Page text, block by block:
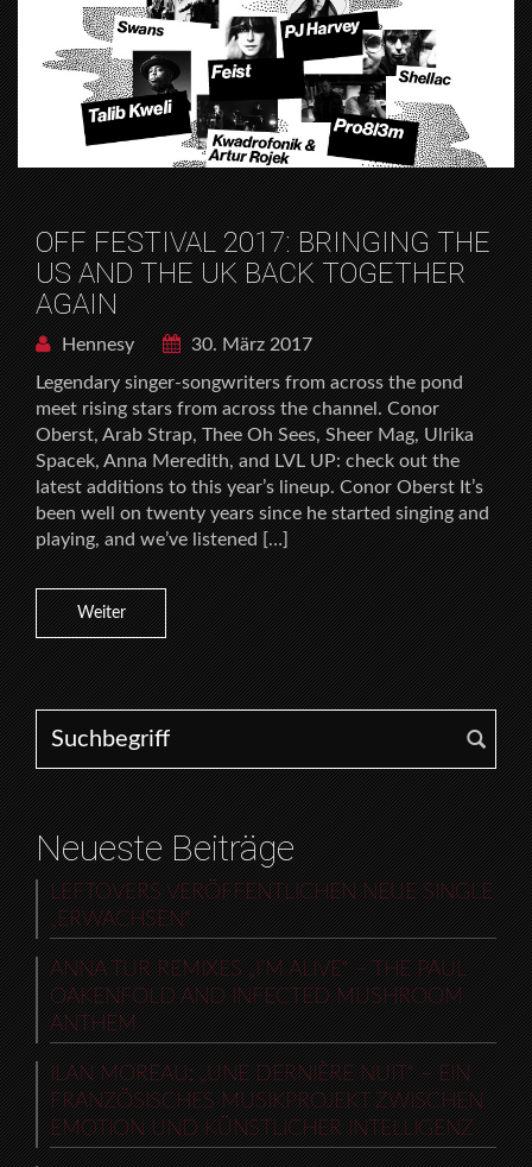
OFF FESTIVAL 2017: BRINGING THE
US AND THE UK BACK TOGETHER
AGAIN
Hennesy
30. März 2017
Legendary singer-songwriters from across the pond
meet rising stars from across the channel. Conor
Oberst, Arab Strap, Thee Oh Sees, Sheer Mag, Ulrika
Spacek, Anna Meredith, and LVL UP: check out the
latest additions to this year’s lineup. Conor Oberst It’s
been well on twenty years since he started singing and
playing, and we’ve listened […]
Weiter
Search for:
Neueste Beiträge
LEFTOVERS VERÖFFENTLICHEN NEUE SINGLE
„ERWACHSEN“
ANNA TUR REMIXES „I’M ALIVE“ – THE PAUL
OAKENFOLD AND INFECTED MUSHROOM
ANTHEM
ILAN MOREAU: „UNE DERNIÈRE NUIT“ – EIN
FRANZÖSISCHES MUSIKPROJEKT ZWISCHEN
EMOTION UND KÜNSTLICHER INTELLIGENZ